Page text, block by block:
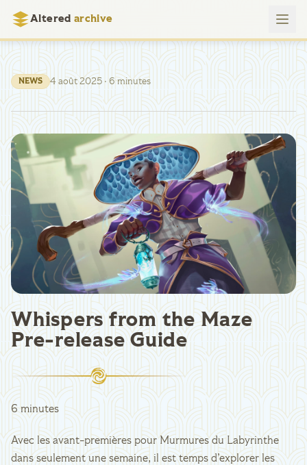
Altered archive
NEWS 4 août 2025 · 6 minutes
Whispers from the Maze
Pre-release Guide
6 minutes
Avec les avant-premières pour Murmures du Labyrinthe
dans seulement une semaine, il est temps d’explorer les